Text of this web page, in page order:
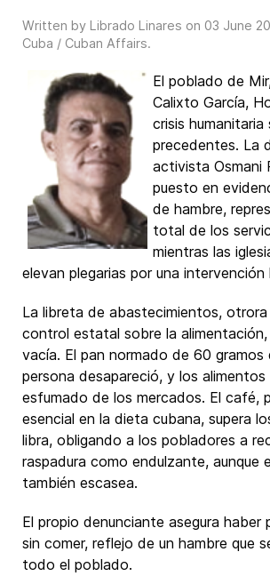
Written by Librado Linares on 03 June
Cuba / Cuban Affairs.
El poblado de
Calixto García,
crisis humanitaria
precedentes. La
activista Osmani
puesto en
de hambre,
total de los
mientras las
elevan plegarias por una intervención
La libreta de abastecimientos,
control estatal sobre la
vacía. El pan normado de 60 gramos
persona desapareció, y los
esfumado de los mercados. El café,
esencial en la dieta cubana, supera
libra, obligando a los pobladores a
raspadura como endulzante, aunque
también escasea.
El propio denunciante asegura haber
sin comer, reflejo de un hambre que
todo el poblado.